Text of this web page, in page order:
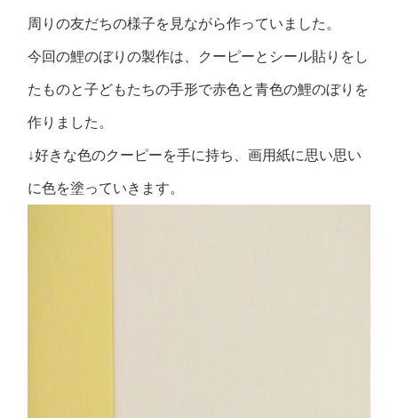
周りの友だちの様子を見ながら作っていました。
今回の鯉のぼりの製作は、クーピーとシール貼りをし
たものと子どもたちの手形で赤色と青色の鯉のぼりを
作りました。
↓好きな色のクーピーを手に持ち、画用紙に思い思い
に色を塗っていきます。